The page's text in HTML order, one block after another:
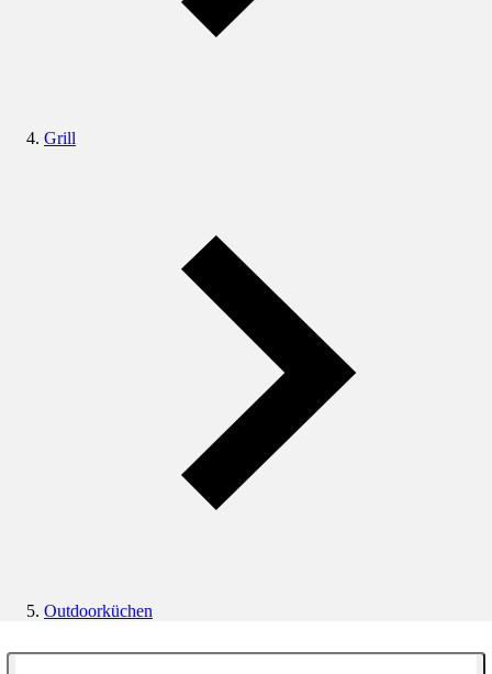
Grill
Outdoorküchen